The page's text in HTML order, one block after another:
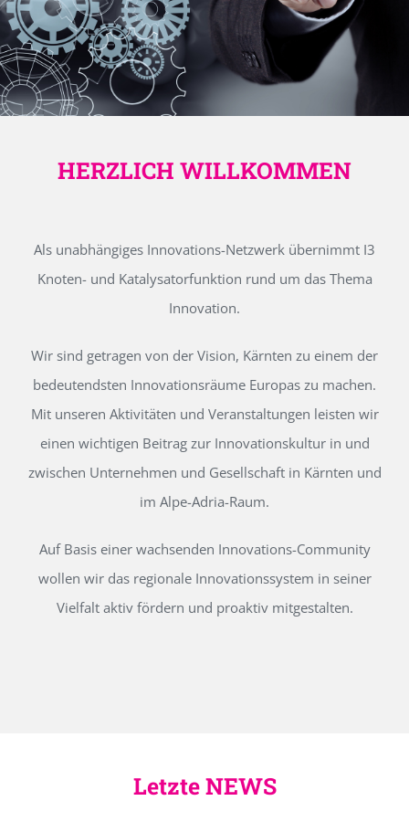
HERZLICH WILLKOMMEN
Als unabhängiges Innovations-Netzwerk übernimmt I3
Knoten- und Katalysatorfunktion rund um das Thema
Innovation.
Wir sind getragen von der Vision, Kärnten zu einem der
bedeutendsten Innovationsräume Europas zu machen.
Mit unseren Aktivitäten und Veranstaltungen leisten wir
einen wichtigen Beitrag zur Innovationskultur in und
zwischen Unternehmen und Gesellschaft in Kärnten und
im Alpe-Adria-Raum.
Auf Basis einer wachsenden Innovations-Community
wollen wir das regionale Innovationssystem in seiner
Vielfalt aktiv fördern und proaktiv mitgestalten.
Letzte NEWS